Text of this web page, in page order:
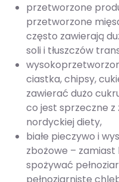
przetworzone
przetworzone
często zawierają
soli i tłuszczów
ciastka, chipsy,
zawierać dużo
co jest sprzeczne z
nordyckiej diety,
białe pieczywo i
zbożowe – zamiast
spożywać